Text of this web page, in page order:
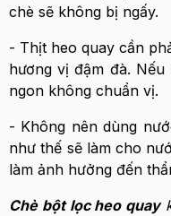
chè sẽ không bị ngấy.
- Thịt heo quay cần
hương vị đậm đà.
ngon không chuẩn vị.
- Không nên dùng
như thế sẽ làm cho
làm ảnh hưởng đến
Chè bột lọc heo quay